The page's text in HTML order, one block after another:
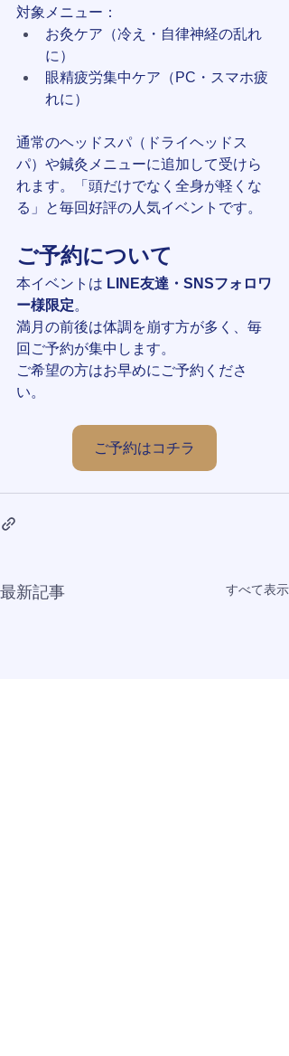
対象メニュー：
お灸ケア（冷え・自律神経の乱れ
に）
眼精疲労集中ケア（PC・スマホ疲
れに）
通常のヘッドスパ（ドライヘッドス
パ）や鍼灸メニューに追加して受けら
れます。「頭だけでなく全身が軽くな
る」と毎回好評の人気イベントです。
ご予約について
本イベントは LINE友達・SNSフォロワ
ー様限定。
満月の前後は体調を崩す方が多く、毎
回ご予約が集中します。
ご希望の方はお早めにご予約くださ
い。
ご予約はコチラ
最新記事 すべて表示